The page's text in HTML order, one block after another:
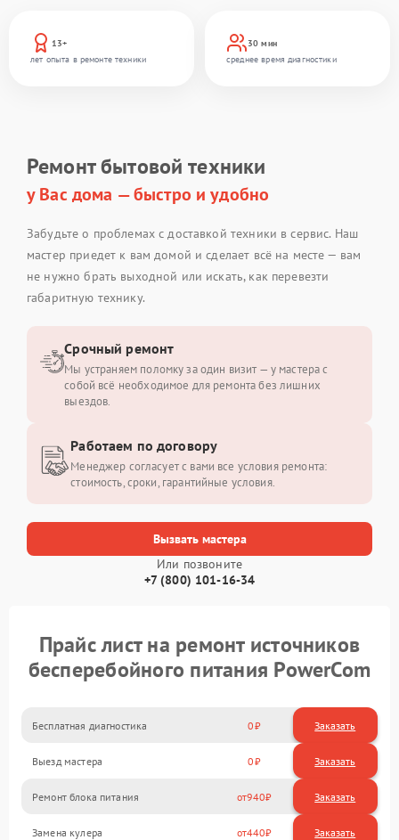
13+
лет опыта в ремонте техники
30 мин
среднее время диагностики
Ремонт бытовой техники
у Вас дома — быстро и удобно
Забудьте о проблемах с доставкой техники в сервис. Наш
мастер приедет к вам домой и сделает всё на месте — вам
не нужно брать выходной или искать, как перевезти
габаритную технику.
Вызвать мастера
Или позвоните
+7 (800) 101-16-34
Срочный ремонт
Мы устраняем поломку за один визит — у мастера с
собой всё необходимое для ремонта без лишних
выездов.
Работаем по договору
Менеджер согласует с вами все условия ремонта:
стоимость, сроки, гарантийные условия.
Прайс лист на ремонт источников
бесперебойного питания PowerCom
Бесплатная диагностика 0 Заказать
Выезд мастера 0 Заказать
Ремонт блока питания 940
Замена кулера 440